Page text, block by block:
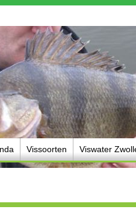
Vissoorten Viswater